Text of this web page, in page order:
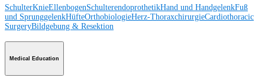
SchulterKnieEllenbogenSchulterendoprothetikHand und HandgelenkFuß
und SprunggelenkHüfteOrthobiologieHerz-ThoraxchirurgieCardiothoracic
SurgeryBildgebung & Resektion
Medical Education